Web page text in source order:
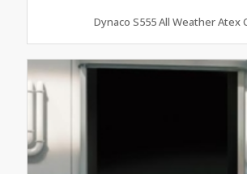
Dynaco S555 All Weather Atex